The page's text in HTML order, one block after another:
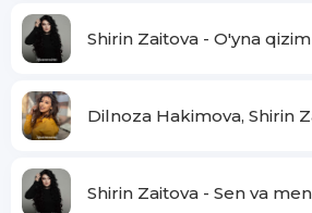
Shirin Zaitova - O'yna qizim